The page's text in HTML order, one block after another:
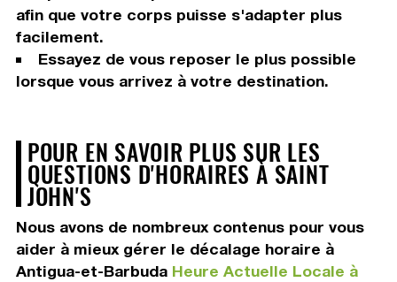
afin que votre corps puisse s'adapter plus
facilement.
Essayez de vous reposer le plus possible
lorsque vous arrivez à votre destination.
POUR EN SAVOIR PLUS SUR LES
QUESTIONS D'HORAIRES À SAINT
JOHN'S
Nous avons de nombreux contenus pour vous
aider à mieux gérer le décalage horaire à
Antigua-et-Barbuda Heure Actuelle Locale à